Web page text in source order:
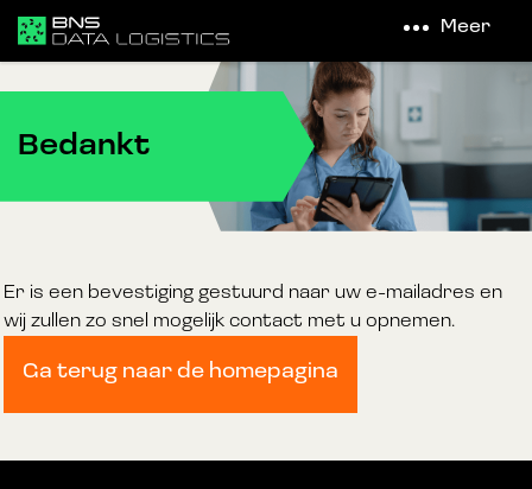
Meer
Bedankt
Er is een bevestiging gestuurd naar uw e-mailadres en
wij zullen zo snel mogelijk contact met u opnemen.
Ga terug naar de homepagina